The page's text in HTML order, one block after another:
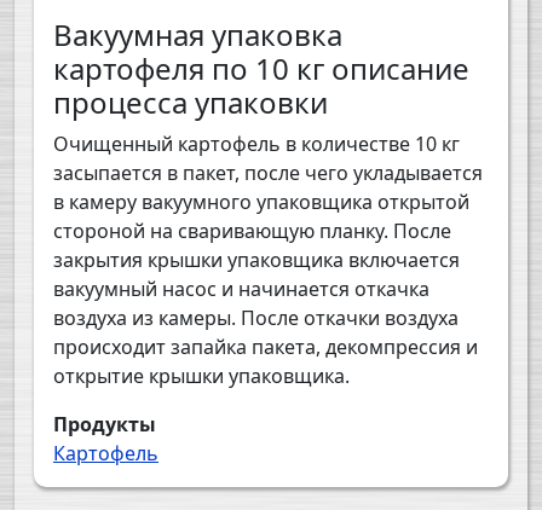
Вакуумная упаковка
картофеля по 10 кг описание
процесса упаковки
Очищенный картофель в количестве 10 кг
засыпается в пакет, после чего укладывается
в камеру вакуумного упаковщика открытой
стороной на сваривающую планку. После
закрытия крышки упаковщика включается
вакуумный насос и начинается откачка
воздуха из камеры. После откачки воздуха
происходит запайка пакета, декомпрессия и
открытие крышки упаковщика.
Продукты
Картофель